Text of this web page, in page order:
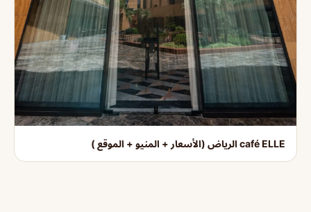
café ELLE الرياض (الأسعار + المنيو + الموقع )